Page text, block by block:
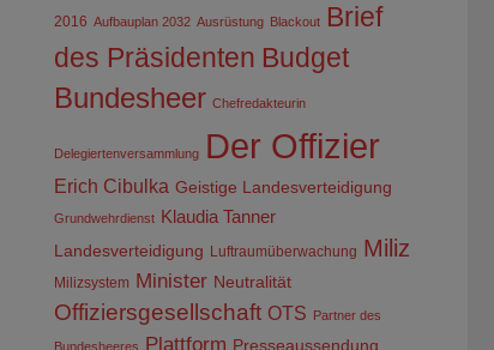
2016 Aufbauplan 2032 Ausrüstung Blackout Brief
des Präsidenten Budget
Bundesheer Chefredakteurin
Delegiertenversammlung Der Offizier
Erich Cibulka Geistige Landesverteidigung
Grundwehrdienst Klaudia Tanner
Landesverteidigung Luftraumüberwachung Miliz
Milizsystem Minister Neutralität
Offiziersgesellschaft OTS Partner des
Bundesheeres Plattform Presseaussendung